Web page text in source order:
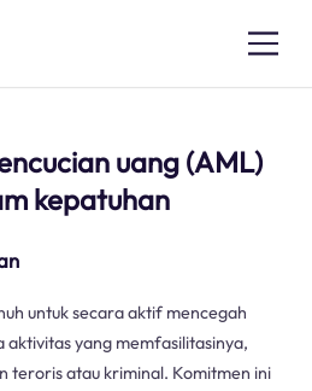
uang (AML)
kepatuhan
untuk secara aktif mencegah
aktivitas yang memfasilitasinya,
teroris atau kriminal. Komitmen ini